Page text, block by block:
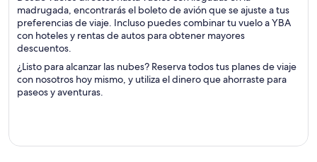
madrugada, encontrarás el boleto de avión que se ajuste a tus
preferencias de viaje. Incluso puedes combinar tu vuelo a YBA
con hoteles y rentas de autos para obtener mayores
descuentos.
¿Listo para alcanzar las nubes? Reserva todos tus planes de viaje
con nosotros hoy mismo, y utiliza el dinero que ahorraste para
paseos y aventuras.